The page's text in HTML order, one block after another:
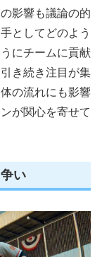
影響も議論の的
としてどのよう
にチームに貢献
き続き注目が集
の流れにも影響
が関心を寄せて
い